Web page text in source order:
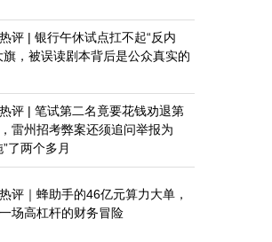
评 | 银行午休试点扛不起“反内
旗，被误读剧本背后是公众真实的
评 | 笔试第二名竟要花钱劝退第
雷州招考弊案还须追问举报为
”了两个多月
评｜蜂助手的46亿元算力大单，
场高杠杆的财务冒险